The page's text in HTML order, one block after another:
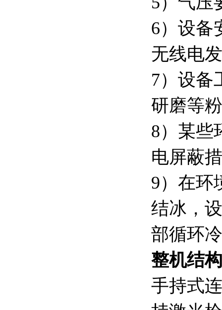
6）设备
无线电
7）设备
研磨等
8）某些
电屏蔽
9）在环
结冰，
部循环
整机结
手持式